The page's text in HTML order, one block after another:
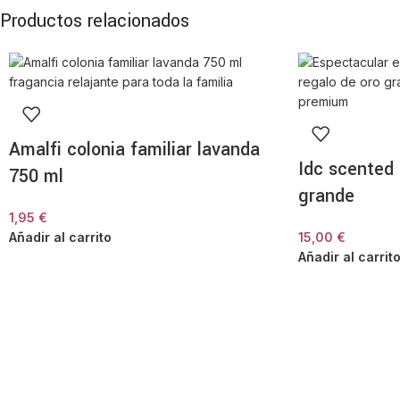
Productos relacionados
Amalfi colonia familiar lavanda
750 ml
1,95 €
Añadir al carrito
Idc
grande
15,00 €
Añadir al carrito